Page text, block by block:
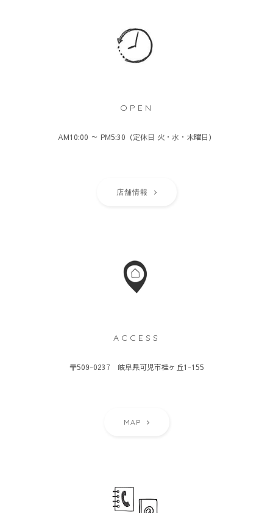
OPEN
AM10:00 ～ PM5:30（定休日 火・水・木曜日）
店舗情報
ACCESS
〒509-0237 岐阜県可児市桂ヶ丘1-155
MAP